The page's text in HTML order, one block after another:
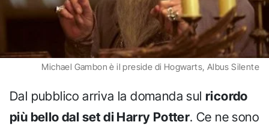
Michael Gambon è il preside di Hogwarts, Albus Silente
Dal pubblico arriva la domanda sul ricordo
più bello dal set di Harry Potter. Ce ne sono